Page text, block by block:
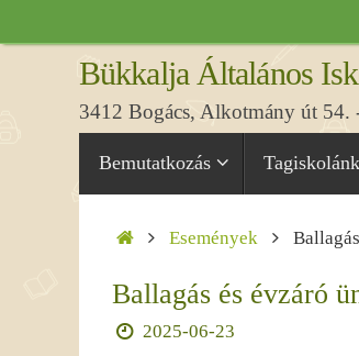
a
tartalomraBükkalja Általános
3412 Bogács, Alkotmány út 54.
Bemutatkozás Tagiskolánk
HomeEsemények
Ballagás és évzáró
2025-06-23